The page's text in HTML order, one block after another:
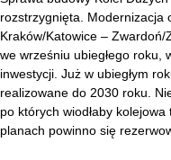
rozstrzygnięta. Modernizacja
Kraków/Katowice –
we wrześniu ubiegłego roku,
inwestycji. Już w ubiegłym
realizowane do 2030 roku.
po których wiodłaby
planach powinno się